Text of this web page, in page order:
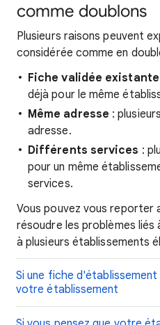
comme doublons
Plusieurs raisons peuvent
considérée comme en
Fiche validée existante
déjà pour le même
Même adresse :
adresse.
Différents services :
pour un même
services.
Vous pouvez vous reporter
résoudre les problèmes liés
à plusieurs établissements
Si une fiche
votre établissement